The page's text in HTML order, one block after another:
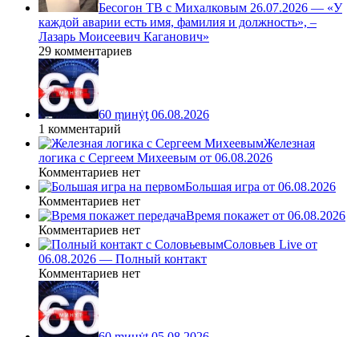
Бесогон ТВ с Михалковым 26.07.2026 — «У
каждой аварии есть имя, фамилия и должность», –
Лазарь Моисеевич Каганович»
29 комментариев
60 ṃинẏƫ 06.08.2026
1 комментарий
Железная
логика с Сергеем Михеевым от 06.08.2026
Комментариев нет
Большая игра от 06.08.2026
Комментариев нет
Время покажет от 06.08.2026
Комментариев нет
Соловьев Live от
06.08.2026 — Полный контакт
Комментариев нет